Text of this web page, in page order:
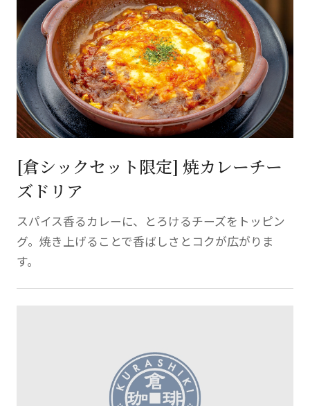
[倉シックセット限定] 焼カレーチー
ズドリア
スパイス香るカレーに、とろけるチーズをトッピン
グ。焼き上げることで香ばしさとコクが広がりま
す。